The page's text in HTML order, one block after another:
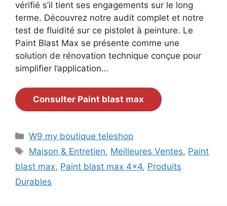
vérifié s’il tient ses engagements sur le long
terme. Découvrez notre audit complet et notre
test de fluidité sur ce pistolet à peinture. Le
Paint Blast Max se présente comme une
solution de rénovation technique conçue pour
simplifier l’application…
Consulter Paint blast max
Catégories
W9 my boutique teleshop
Étiquettes
Maison & Entretien, Meilleures Ventes, Paint
blast max, Paint blast max 4x4, Produits
Durables